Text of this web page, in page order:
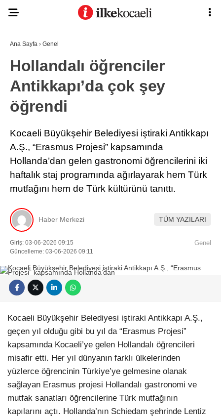
Ana Sayfa › Genel
Hollandalı öğrenciler
Antikkapı’da çok şey
öğrendi
Kocaeli Büyükşehir Belediyesi iştiraki Antikkapı
A.Ş., “Erasmus Projesi” kapsamında
Hollanda’dan gelen gastronomi öğrencilerini iki
haftalık staj programında ağırlayarak hem Türk
mutfağını hem de Türk kültürünü tanıttı.
Haber Merkezi TÜM YAZILARI
Giriş: 03-06-2026 09:15
Güncelleme: 03-06-2026 09:11
Genel
Kocaeli Büyükşehir Belediyesi iştiraki Antikkapı A.Ş.,
geçen yıl olduğu gibi bu yıl da “Erasmus Projesi”
kapsamında Kocaeli’ye gelen Hollandalı öğrencileri
misafir etti. Her yıl dünyanın farklı ülkelerinden
yüzlerce öğrencinin Türkiye’ye gelmesine olanak
sağlayan Erasmus projesi Hollandalı gastronomi ve
mutfak sanatları öğrencilerine Türk mutfağının
kapılarını açtı. Hollanda’nın Schiedam şehrinde Lentiz